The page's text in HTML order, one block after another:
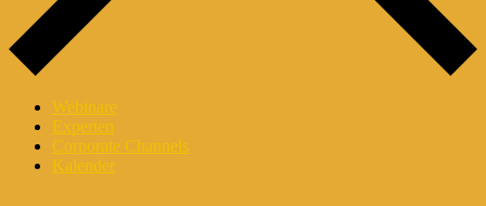
Webinare
Experten
Corporate Channels
Kalender